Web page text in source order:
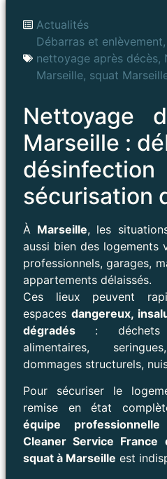
Actualités
Débarras et enlèvement,
nettoyage après décès,
Marseille, squat
Nettoyage
Marseille :
sécurisation
À Marseille, les
aussi bien des logements
professionnels, garages,
appartements délaissés.
Ces lieux peuvent
espaces dangereux,
dégradés : déchets
alimentaires,
dommages structurels,
Pour sécuriser le
remise en état
équipe
Cleaner Service
squat à Marseille est